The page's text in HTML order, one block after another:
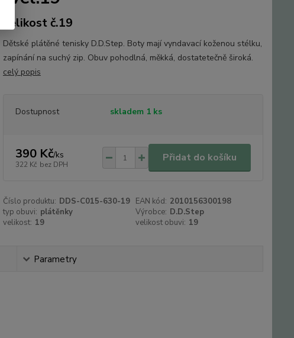
velikost č.19
Dětské plátěné tenisky D.D.Step. Boty mají vyndavací koženou stélku,
zapínání na suchý zip. Obuv pohodlná, měkká, dostatetečně široká.
celý popis
Dostupnost skladem 1 ks
390 Kč/ks
322 Kč bez DPH
Přidat do košíku
Číslo produktu: DDS-C015-630-19 EAN kód: 2010156300198
typ obuvi: plátěnky Výrobce: D.D.Step
velikost: 19 velikost obuvi: 19
Parametry